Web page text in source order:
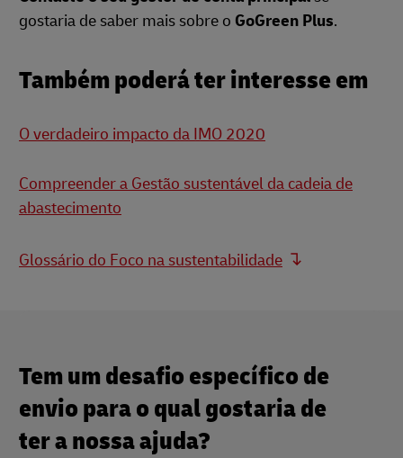
gostaria de saber mais sobre o GoGreen Plus.
Também poderá ter interesse em
O verdadeiro impacto da IMO 2020
Compreender a Gestão sustentável da cadeia de
abastecimento
Glossário do Foco na sustentabilidade
Tem um desafio específico de
envio para o qual gostaria de
ter a nossa ajuda?